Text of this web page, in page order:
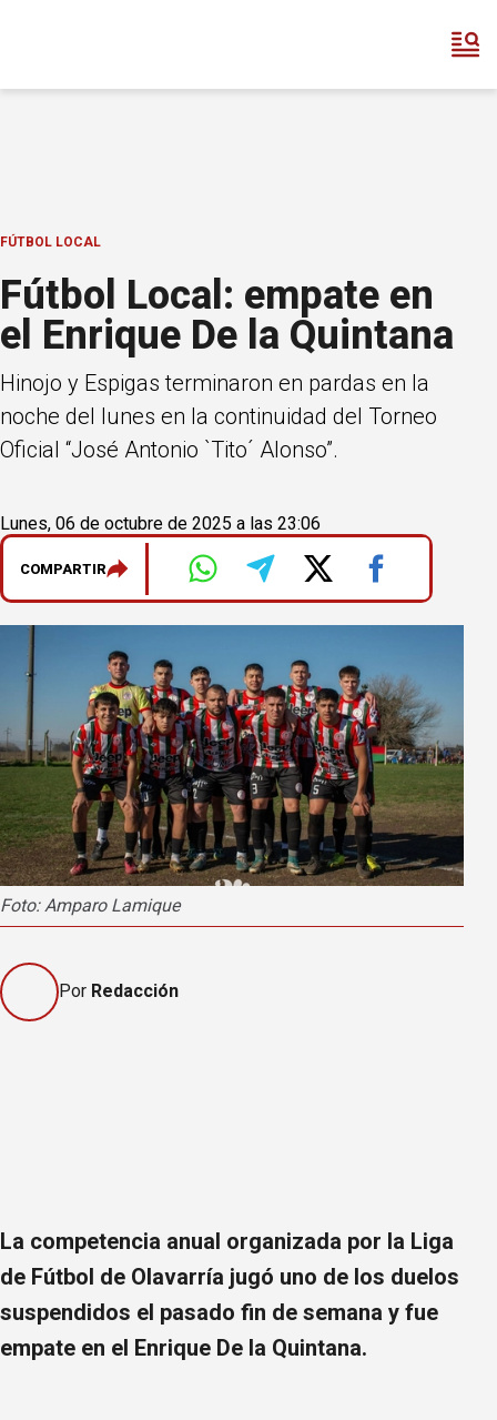
FÚTBOL LOCAL
Fútbol Local: empate en
el Enrique De la Quintana
Hinojo y Espigas terminaron en pardas en la
noche del lunes en la continuidad del Torneo
Oficial “José Antonio `Tito´ Alonso”.
Lunes, 06 de octubre de 2025 a las 23:06
COMPARTIR
Foto: Amparo Lamique
Por Redacción
La competencia anual organizada por la Liga
de Fútbol de Olavarría jugó uno de los duelos
suspendidos el pasado fin de semana y fue
empate en el Enrique De la Quintana.